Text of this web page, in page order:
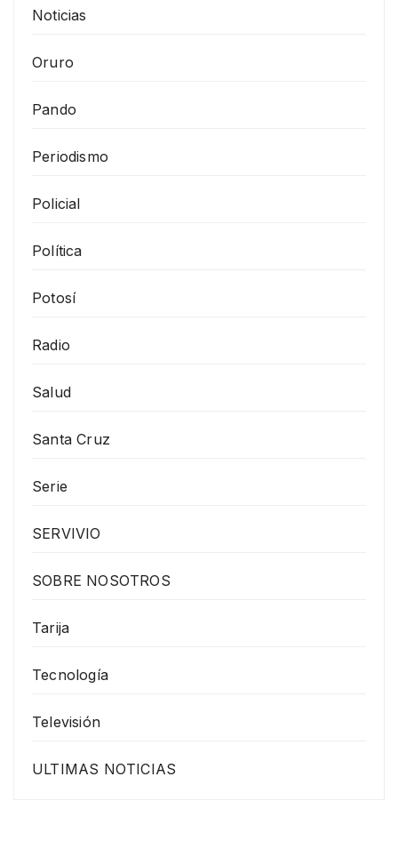
Noticias
Oruro
Pando
Periodismo
Policial
Política
Potosí
Radio
Salud
Santa Cruz
Serie
SERVIVIO
SOBRE NOSOTROS
Tarija
Tecnología
Televisión
ULTIMAS NOTICIAS